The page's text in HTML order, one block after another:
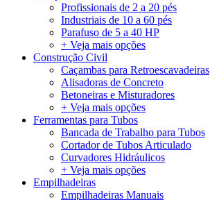
Profissionais de 2 a 20 pés
Industriais de 10 a 60 pés
Parafuso de 5 a 40 HP
+ Veja mais opções
Construção Civil
Caçambas para Retroescavadeiras
Alisadoras de Concreto
Betoneiras e Misturadores
+ Veja mais opções
Ferramentas para Tubos
Bancada de Trabalho para Tubos
Cortador de Tubos Articulado
Curvadores Hidráulicos
+ Veja mais opções
Empilhadeiras
Empilhadeiras Manuais